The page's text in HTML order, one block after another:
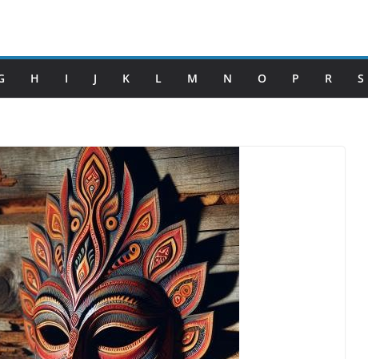
H I J K L M N O P R S